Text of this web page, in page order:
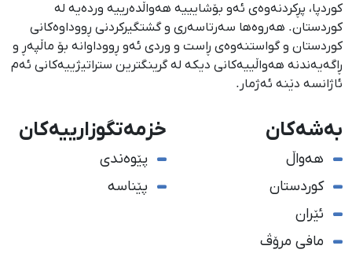
كوردپا، پڕكردنەوەی ئەو بۆشایییە هەواڵدەرییە وردەیە لە
كوردستان. هەروەها سەرتاسەری و گشتگیركردنی ڕووداوەكانی
كوردستان و گواستنەوەی ڕاست و وردی ئەو ڕووداوانە بۆ ماڵپەڕ و
ڕاگەیەندنە هەواڵییەكانی دیكە لە گرینگترین ستراتیژییەكانی ئەم
ئاژانسە دێنە ئەژمار.
بەشەکان
هەواڵ
کوردستان
ئێران
مافی مرۆڤ
خزمەتگوزارییەکان
پێوەندی
پێناسە